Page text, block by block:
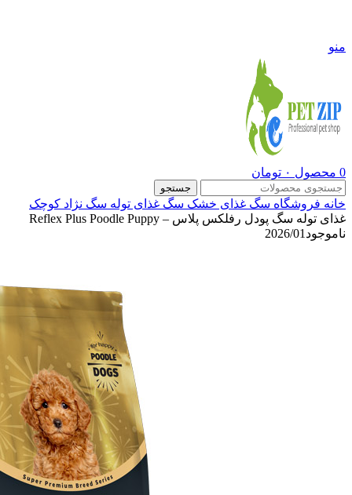
منو
0 محصول ۰ تومان
جستجو
خانه فروشگاه سگ غذای خشک سگ غذای توله سگ نژاد کوچک
غذای توله سگ پودل رفلکس پلاس – Reflex Plus Poodle Puppy
ناموجود 2026/01